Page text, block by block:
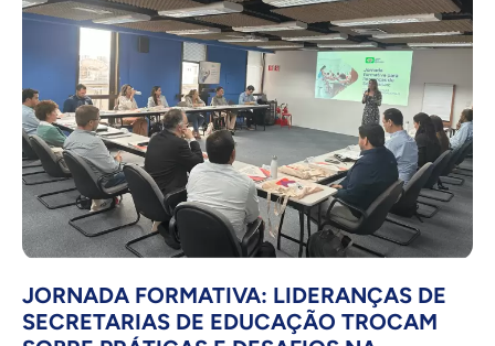
JORNADA FORMATIVA: LIDERANÇAS DE
SECRETARIAS DE EDUCAÇÃO TROCAM